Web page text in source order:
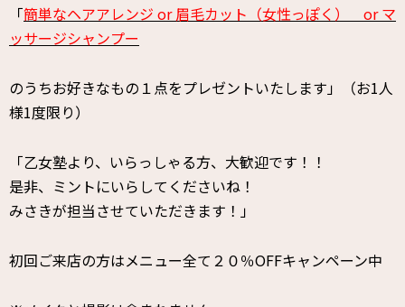
「簡単なヘアアレンジ or 眉毛カット（女性っぽく） or マ
ッサージシャンプー
のうちお好きなもの１点をプレゼントいたします」（お1人
様1度限り）
「乙女塾より、いらっしゃる方、大歓迎です！！
是非、ミントにいらしてくださいね！
みさきが担当させていただきます！」
初回ご来店の方はメニュー全て２０％OFFキャンペーン中